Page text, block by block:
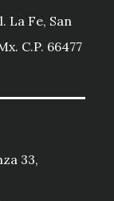
La Fe, San
C.P. 66477
33,